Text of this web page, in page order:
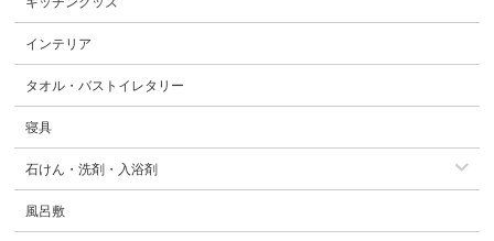
インテリア
タオル・バストイレタリー
寝具
石けん・洗剤・入浴剤
風呂敷